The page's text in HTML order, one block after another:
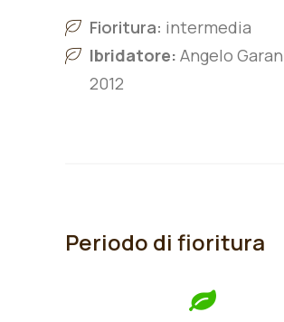
Fioritura: intermedia
Ibridatore: Angelo
2012
Periodo di fioritura